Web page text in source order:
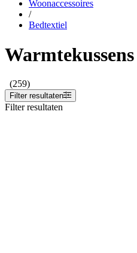
Woonaccessoires
/
Bedtextiel
Warmtekussens
(259)
Filter resultaten
Filter resultaten